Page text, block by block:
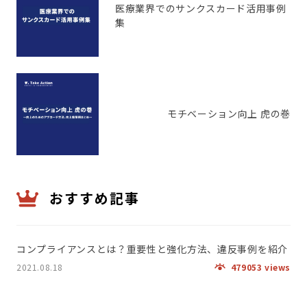
医療業界でのサンクスカード活用事例
集
モチベーション向上 虎の巻
おすすめ記事
コンプライアンスとは？重要性と強化方法、違反事例を紹介
2021.08.18 479053 views